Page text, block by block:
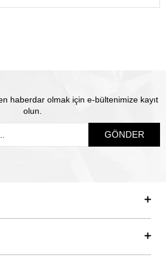
haberdar olmak için e-bültenimize kayıt
olun.
GÖNDER